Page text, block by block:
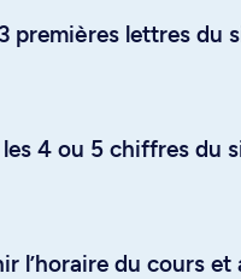
premières lettres du
4 ou 5 chiffres du
l’horaire du cours